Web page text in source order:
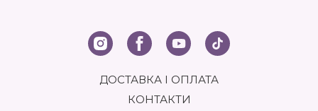
ДОСТАВКА І ОПЛАТА
КОНТАКТИ